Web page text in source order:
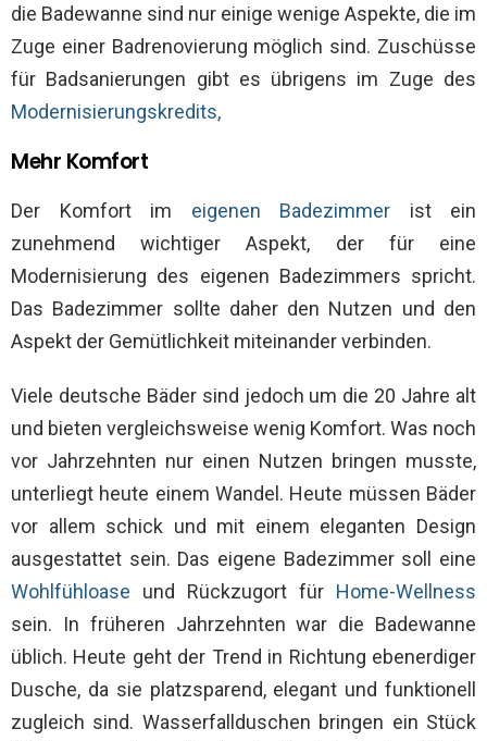
die Badewanne sind nur einige wenige Aspekte, die im
Zuge einer Badrenovierung möglich sind. Zuschüsse
für Badsanierungen gibt es übrigens im Zuge des
Modernisierungskredits,
Mehr Komfort
Der Komfort im eigenen Badezimmer ist ein
zunehmend wichtiger Aspekt, der für eine
Modernisierung des eigenen Badezimmers spricht.
Das Badezimmer sollte daher den Nutzen und den
Aspekt der Gemütlichkeit miteinander verbinden.
Viele deutsche Bäder sind jedoch um die 20 Jahre alt
und bieten vergleichsweise wenig Komfort. Was noch
vor Jahrzehnten nur einen Nutzen bringen musste,
unterliegt heute einem Wandel. Heute müssen Bäder
vor allem schick und mit einem eleganten Design
ausgestattet sein. Das eigene Badezimmer soll eine
Wohlfühloase und Rückzugort für Home-Wellness
sein. In früheren Jahrzehnten war die Badewanne
üblich. Heute geht der Trend in Richtung ebenerdiger
Dusche, da sie platzsparend, elegant und funktionell
zugleich sind. Wasserfallduschen bringen ein Stück